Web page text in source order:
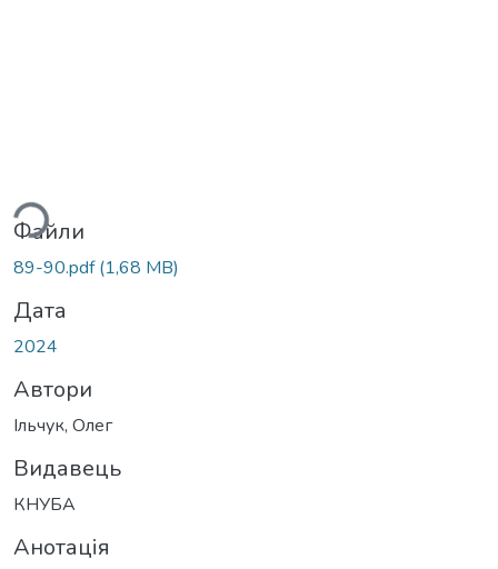
Файли
89-90.pdf(1,68 MB)
Дата
2024
Автори
Ільчук, Олег
Видавець
КНУБА
Анотація